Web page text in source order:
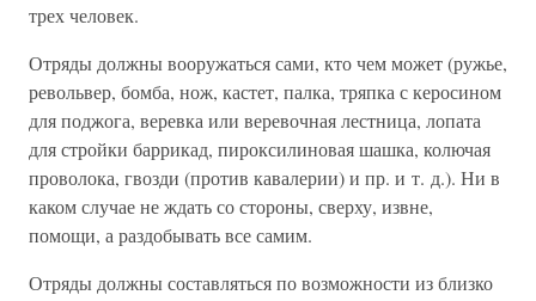
трех человек.
Отряды должны вооружаться сами, кто чем может (ружье,
револьвер, бомба, нож, кастет, палка, тряпка с керосином
для поджога, веревка или веревочная лестница, лопата
для стройки баррикад, пироксилиновая шашка, колючая
проволока, гвозди (против кавалерии) и пр. и т. д.). Ни в
каком случае не ждать со стороны, сверху, извне,
помощи, а раздобывать все самим.
Отряды должны составляться по возможности из близко